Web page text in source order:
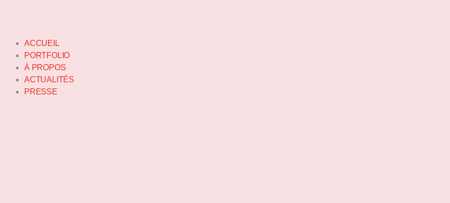
contenu
ACCUEIL
PORTFOLIO
À PROPOS
ACTUALITÉS
PRESSE